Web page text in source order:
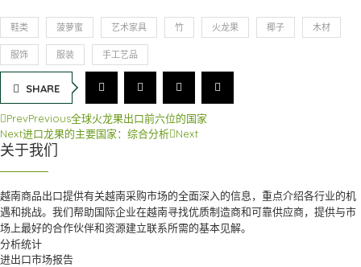
鞋类 菠萝蜜 艺术家具 竹 火龙果 椰子 木材
服饰 服装 手工艺品
SHARE
PrevPrevious全球火龙果出口前六位的国家
Next进口龙果的主要国家：综合分析 Next
关于我们
越南商品出口提供有关越南采购市场的全面深入的信息，重点介绍各行业的机
遇和挑战。 我们帮助国际企业在越南寻找优质制造商和可靠供应商，提供与市
场上最好的合作伙伴和资源建立联系所需的基本见解。
分析统计
进出口市场报告